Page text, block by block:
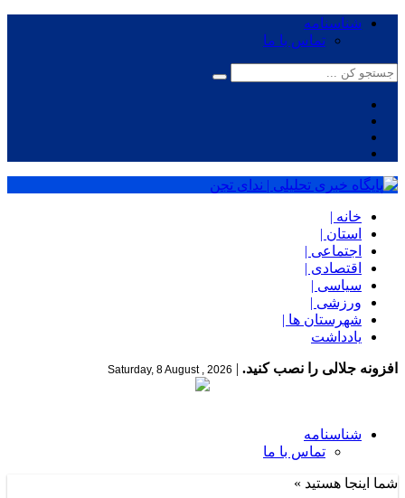
شناسنامه
تماس با ما
خانه |
استان |
اجتماعی |
اقتصادی |
سیاسی |
ورزشی |
شهرستان ها |
یادداشت
افزونه جلالی را نصب کنید. |
Saturday, 8 August , 2026
شناسنامه
تماس با ما
شما اینجا هستید »